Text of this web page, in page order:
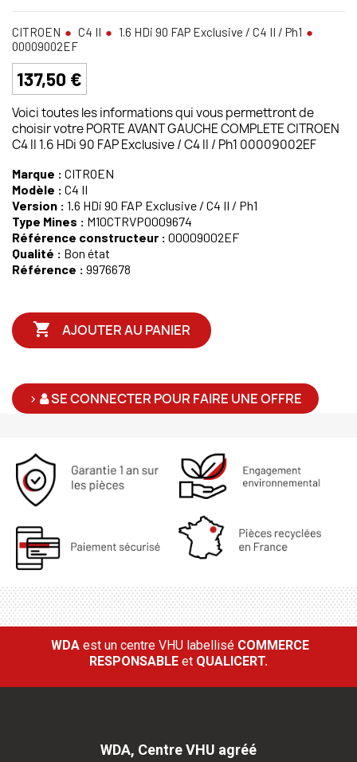
CITROEN C4 II
1.6 HDi 90 FAP Exclusive / C4 II / Ph1
00009002EF
137,50 €
Voici toutes les informations qui vous permettront de
choisir votre PORTE AVANT GAUCHE COMPLETE CITROEN
C4 II 1.6 HDi 90 FAP Exclusive / C4 II / Ph1 00009002EF
Marque : CITROEN
Modèle : C4 II
Version : 1.6 HDi 90 FAP Exclusive / C4 II / Ph1
Type Mines : M10CTRVP0009674
Référence constructeur : 00009002EF
Qualité : Bon état
Référence : 9976678
 AJOUTER AU PANIER
> SE CONNECTER POUR FAIRE UNE OFFRE
WDA est un centre VHU labellisé COMMERCE
RESPONSABLE et QUALICERT.
WDA, Centre VHU agréé